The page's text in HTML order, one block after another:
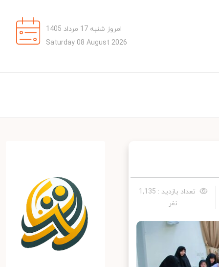
امروز شنبه 17 مرداد 1405
Saturday 08 August 2026
تعداد بازدید : 1,135
نفر